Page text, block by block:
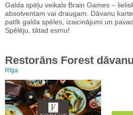
Galda spēļu veikals Brain Games –
absolventam vai draugam. Dāvanu
patīk galda spēles, izaicinājumi un
Spēlēju, tātad esmu!
Restorāns Forest
Rīga